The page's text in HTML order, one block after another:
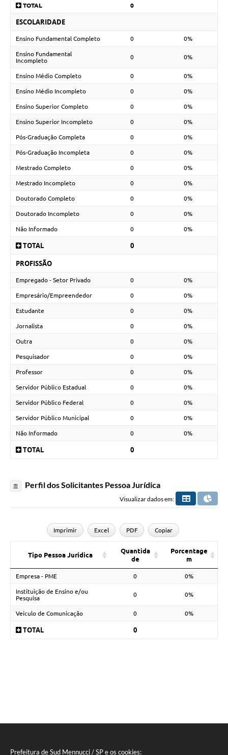
Prefeitura de Sud Mennucci / SP e os cookies:
TOTAL 0
ESCOLARIDADE
Ensino Fundamental Completo 0 0%
Ensino Fundamental
Incompleto
0 0%
Ensino Médio Completo 0 0%
Ensino Médio Incompleto 0 0%
Ensino Superior Completo 0 0%
Ensino Superior Incompleto 0 0%
Pós-Graduação Completa 0 0%
Pós-Graduação Incompleta 0 0%
Mestrado Completo 0 0%
Mestrado Incompleto 0 0%
Doutorado Completo 0 0%
Doutorado Incompleto 0 0%
Não Informado 0 0%
TOTAL
0
PROFISSÃO
Empregado - Setor Privado 0 0%
Empresário/Empreendedor 0 0%
Estudante 0 0%
Jornalista 0 0%
Outra 0 0%
Pesquisador 0 0%
Professor 0 0%
Servidor Público Estadual 0 0%
Servidor Público Federal 0 0%
Servidor Público Municipal 0 0%
Não Informado 0 0%
TOTAL 0
Perfil dos Solicitantes Pessoa Jurídica
Visualizar dados em:
Imprimir Excel PDF Copiar
Tipo Pessoa Jurídica
Quantida
de
Porcentage
m
Empresa - PME 0 0%
Instituição de Ensino e/ou
Pesquisa
0 0%
Veículo de Comunicação 0 0%
TOTAL 0